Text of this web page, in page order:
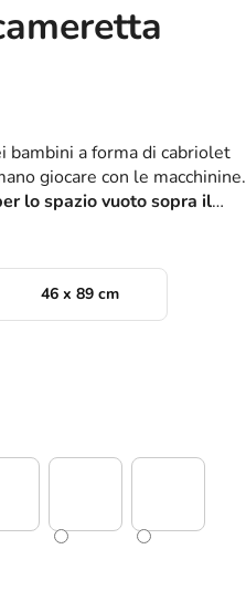
bambini a forma di cabriolet
giocare con le macchinine.
lo spazio vuoto sopra il
46 x 89 cm